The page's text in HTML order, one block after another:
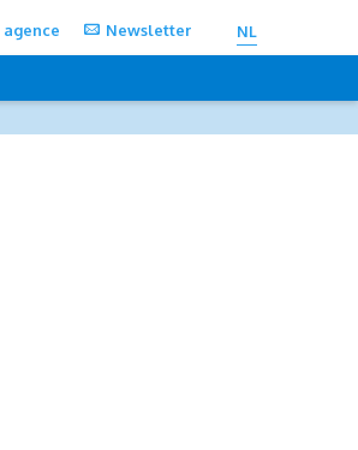
Newsletter NL